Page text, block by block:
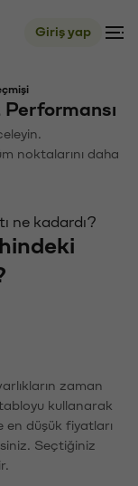
Giriş yap
noktalarını daha
ne kadardı?
zaman
kullanarak
en düşük fiyatları
Seçtiğiniz